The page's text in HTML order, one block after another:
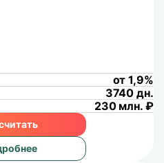
от 1,9%
3740 дн.
230 млн. ₽